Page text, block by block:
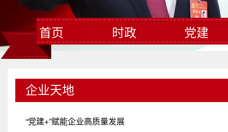
首页 时政 党建
企业天地
“党建+”赋能企业高质量发展